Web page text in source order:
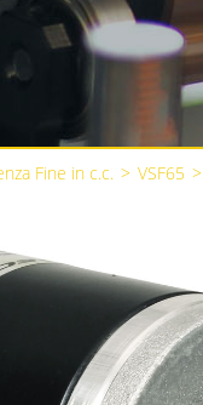
Fine in c.c. > VSF65 >